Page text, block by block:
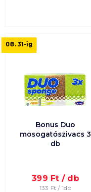
Bonus Duo
mosogatószivacs 3
db
399 Ft / db
133 Ft / 1db
08. 31-ig